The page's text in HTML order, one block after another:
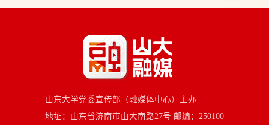
山东大学党委宣传部（融媒体中心）主办
地址：山东省济南市山大南路27号 邮编：250100